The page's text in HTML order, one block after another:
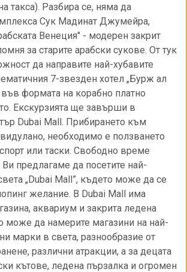
такса). Разбира се, няма да
Сук Мадинат Джумейра,
Венеция" - модерен закрит
за старите арабски сукове. От тук
да направите най-хубавите
7-звезден хотел „Бурж ал
във формата на корабно платно
Екскурзията ще завърши в
Dubai Mall. Прибирането към
необходимо е ползването
или таски. Свободно време
предлагаме да посетите най-
„Dubai Mall”, където може да се
желание. В Dubai Mall има
аквариум и закрита ледена
може да намерите магазини на най-
марки в света, разнообразие от
различни атракции, а за децата
кътове, ледена пързалка и огромен